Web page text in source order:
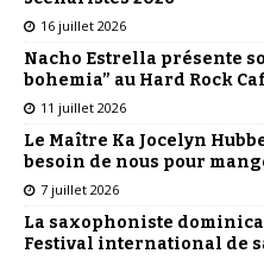
16 juillet 2026
Nacho Estrella présente
bohemia” au Hard Rock
11 juillet 2026
Le Maître Ka Jocelyn
besoin de nous pour
7 juillet 2026
La saxophoniste
Festival international de